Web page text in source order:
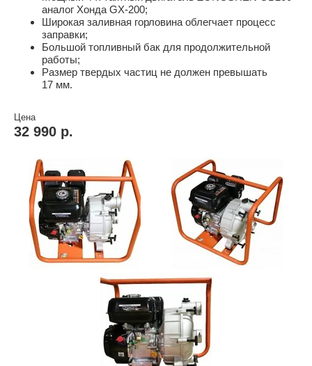
аналог Хонда GX-200;
Широкая заливная горловина облегчает процесс
заправки;
Большой топливный бак для продолжительной
работы;
Размер твердых частиц не должен превышать
17 мм.
Цена
32 990 р.